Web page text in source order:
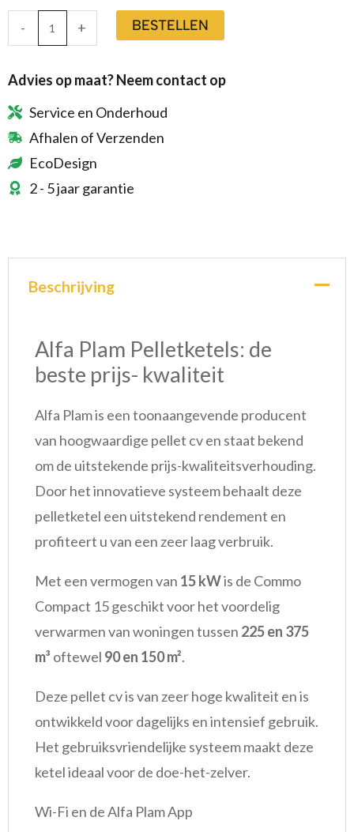
- + BESTELLEN
Advies op maat? Neem contact op
Service en Onderhoud
Afhalen of Verzenden
EcoDesign
2 - 5 jaar garantie
Beschrijving
Alfa Plam Pelletketels: de
beste prijs- kwaliteit
Alfa Plam is een toonaangevende producent
van hoogwaardige pellet cv en staat bekend
om de uitstekende prijs-kwaliteitsverhouding.
Door het innovatieve systeem behaalt deze
pelletketel een uitstekend rendement en
profiteert u van een zeer laag verbruik.
Met een vermogen van 15 kWis de Commo
Compact 15 geschikt voor het voordelig
verwarmen van woningen tussen 225 en 375
m³ oftewel 90 en 150 m².
Deze pellet cv is van zeer hoge kwaliteit en is
ontwikkeld voor dagelijks en intensief gebruik.
Het gebruiksvriendelijke systeem maakt deze
ketel ideaal voor de doe-het-zelver.
Wi-Fi en de Alfa Plam App